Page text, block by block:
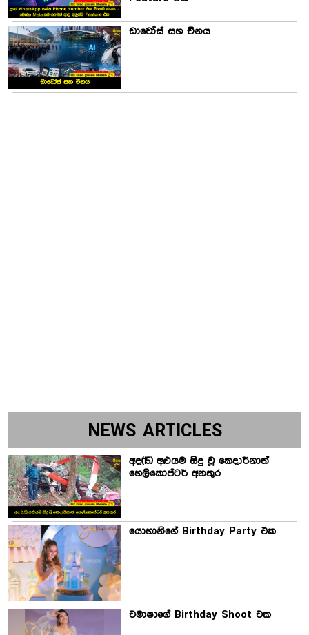
ඩාවෝස් සහ චීනය
NEWS ARTICLES
අද(15) අළුයම සිදු වූ කෙදාර්නාත්
හෙලිකොප්ටර් අනතුර
යොහානිගේ Birthday Party එක
එමාෂාගේ Birthday Shoot එක